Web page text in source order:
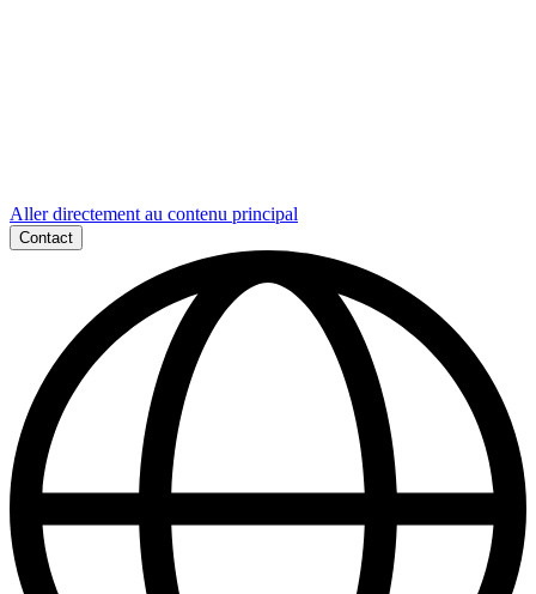
Aller directement au contenu principal
Contact